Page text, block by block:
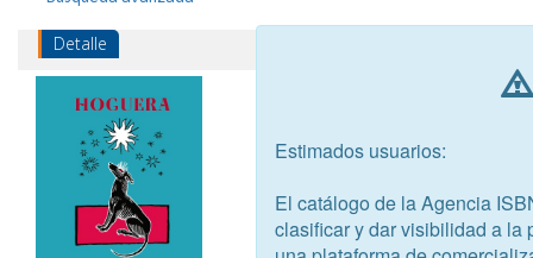
Detalle
Estimados usuarios:
El catálogo de la Agencia
clasificar y dar visibilidad a la